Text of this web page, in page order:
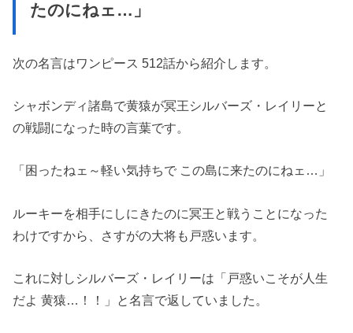
たのにねェ…」
次の名言はワンピース 512話から紹介します。
シャボンディ諸島で黄猿が冥王シルバーズ・レイリーと
の戦闘になった時の言葉です。
「困ったねェ～軽い気持ちで この島に来たのにねェ…」
ルーキーを相手にしにきたのに冥王と戦うことになった
わけですから、さすがの大将も戸惑います。
これに対しシルバーズ・レイリーは「戸惑いこそが人生
だよ 黄猿…！！」と名言で返していました。